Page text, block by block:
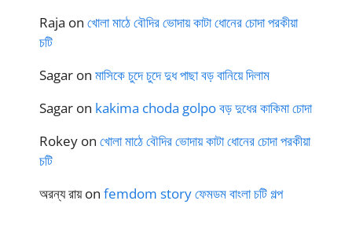
Raja on খোলা মাঠে বৌদির ভোদায় কাটা ধোনের চোদা পরকীয়া
চটি
Sagar on মাসিকে চুদে চুদে দুধ পাছা বড় বানিয়ে দিলাম
Sagar on kakima choda golpo বড় দুধের কাকিমা চোদা
Rokey on খোলা মাঠে বৌদির ভোদায় কাটা ধোনের চোদা পরকীয়া
চটি
অরন্য রায়on femdom story ফেমডম বাংলা চটি গল্প